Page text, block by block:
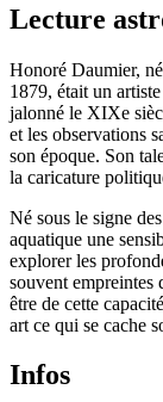
Lecture
Honoré Daumier,
1879, était un
jalonné le XIXe
et les observations
son époque. Son
la caricature
Né sous le signe
aquatique une
explorer les
souvent empreintes
être de cette
art ce qui se cache
Infos